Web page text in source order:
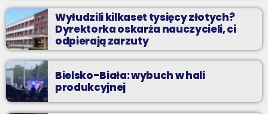
Wyłudzili kilkaset tysięcy złotych?
Dyrektorka oskarża nauczycieli, ci
odpierają zarzuty
Bielsko-Biała: wybuch w hali
produkcyjnej